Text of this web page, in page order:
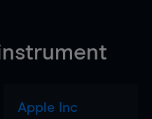
Apple Inc